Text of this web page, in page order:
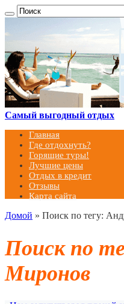
Самый выгодный отдых
Главная
Где отдохнуть?
Горящие туры!
Лучшие цены
Отдых в кредит
Отзывы
Карта сайта
Домой » Поиск по тегу:
Поиск по
Миронов